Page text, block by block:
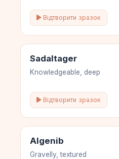
Відтворити зразок
Sadaltager
Knowledgeable, deep
Відтворити зразок
Algenib
Gravelly, textured